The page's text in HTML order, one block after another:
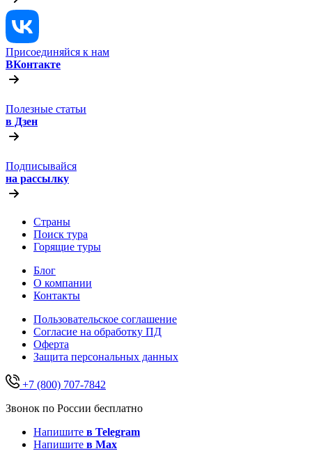
Присоединяйся к нам
ВКонтакте
Полезные статьи
в Дзен
Подписывайся
на рассылку
Страны
Поиск тура
Горящие туры
Блог
О компании
Контакты
Пользовательское соглашение
Согласие на обработку ПД
Оферта
Защитa персональных данных
+7 (800) 707-7842
Звонок по России бесплатно
Напишите в Telegram
Напишите в Max